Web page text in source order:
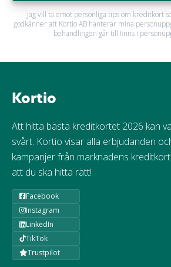
Jag vill ta emot personliga tips om kreditkort
godkänner att Kortio AB hanterar mina
behandlingen går till finns i
Kortio
Att hitta bästa kreditkortet 2026 kan
svårt. Kortio visar alla erbjudanden
kampanjer från marknadens
att du ska hitta rätt!
Facebook
Instagram
LinkedIn
TikTok
Trustpilot